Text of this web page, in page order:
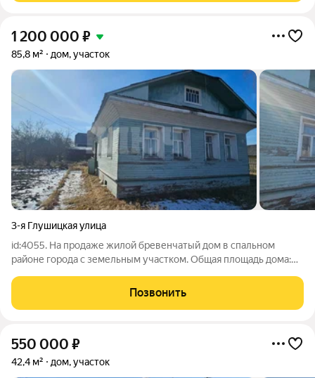
1 200 000 ₽
85,8 м² дом, участок
3-я Глушицкая улица
id:4055. На продаже жилой бревенчатый дом в спальном
районе города с земельным участком. Общая площадь дома:
прописки, c коcметичecким peмoнтом и двумя комнатами,
кухней. - Фундамент - лента. -
Позвонить
550 000 ₽
42,4 м² дом, участок